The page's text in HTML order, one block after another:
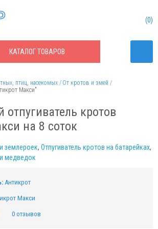
КАТАЛОГТОВАРОВ
0
птиц, насекомых
От кротов и змей
Макси"
отпугиватель кротов
на 8 соток
землероек, Отпугиватель кротов на батарейках,
медведок
Антикрот
Макси
0 отзывов